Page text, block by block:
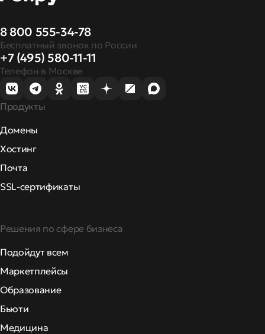
8 800 555-34-78
Бесплатный звонок по России
+7 (495) 580-11-11
Телефон в Москве
Продукты
Домены
Хостинг
Почта
SSL-сертификаты
Решения по сфере бизнеса
Подойдут всем
Маркетплейсы
Образование
Бьюти
Медицина